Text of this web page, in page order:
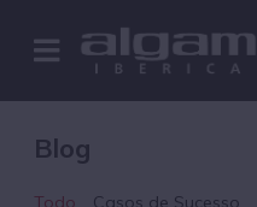
Blog
Todo Casos de Sucesso